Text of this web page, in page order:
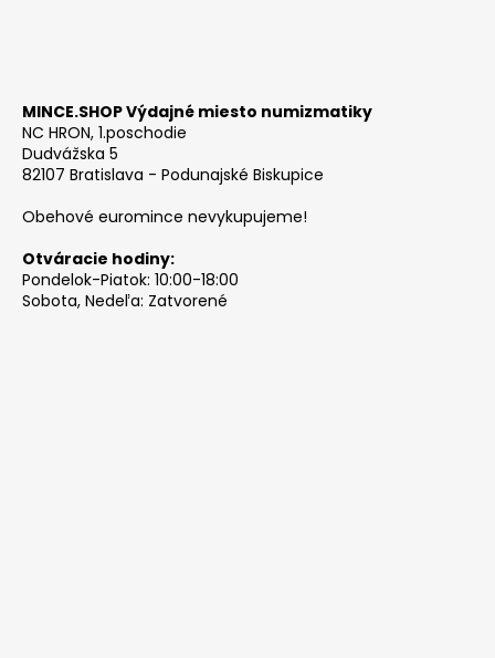
MINCE.SHOP Výdajné miesto numizmatiky
NC HRON, 1.poschodie
Dudvážska 5
82107 Bratislava - Podunajské Biskupice
Obehové euromince nevykupujeme!
Otváracie hodiny:
Pondelok-Piatok: 10:00-18:00
Sobota, Nedeľa: Zatvorené